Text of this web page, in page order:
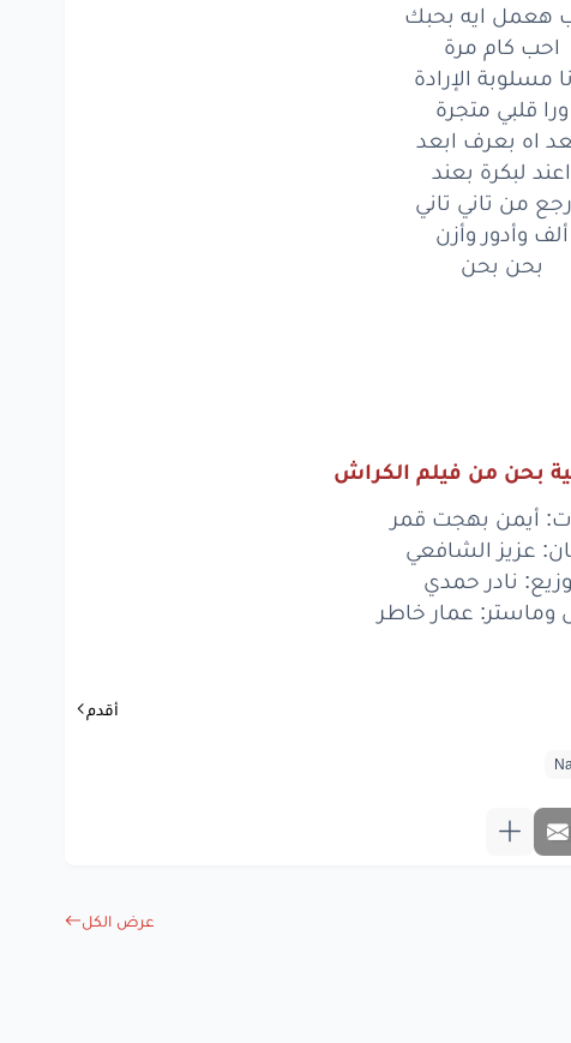
كاني مشأنا
الانبساط
هحبكليوم
كلكام سنة
عمريبحاله
ايهبحبك
كاممرة
الإرادة
قلبيمتجرة
وأدور
هعمل ايه بحبك
احب كام مرة
مسلوبة الإرادة
ورا قلبي متجرة
اه بعرف ابعد
اعند لبكرة بعند
من تاني تاني
ألف وأدور وأزن
بحن بحن
بحن من فيلم الكراش
أيمن بهجت قمر
عزيز الشافعي
نادر حمدي
عمار خاطر
أقدم
عرض الكل